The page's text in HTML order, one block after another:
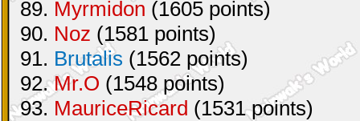
89. Myrmidon (1605 points)
90. Noz (1581 points)
91. Brutalis (1562 points)
92.Mr.O (1548 points)
93. MauriceRicard (1531 points)